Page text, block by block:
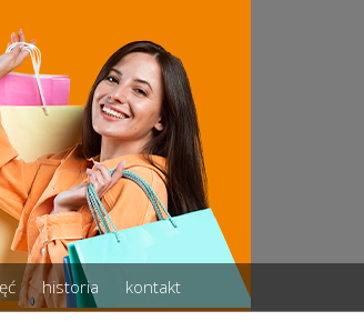
historia
kontakt